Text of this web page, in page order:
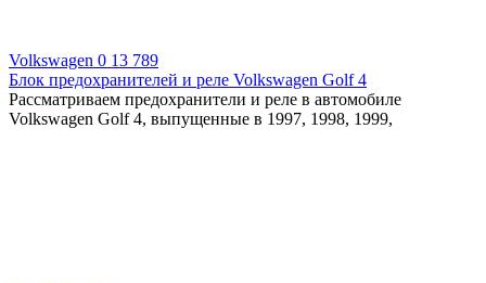
Volkswagen 0 13 789
Блок предохранителей и реле Volkswagen Golf 4
Рассматриваем предохранители и реле в автомобиле
Volkswagen Golf 4, выпущенные в 1997, 1998, 1999,